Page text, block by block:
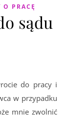
PRACĘ
sądu
do pracy i
w przypadku
mnie zwolnić